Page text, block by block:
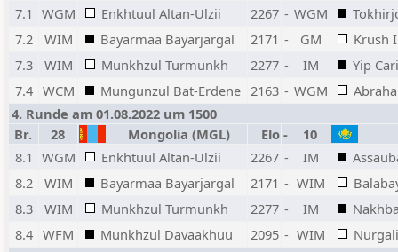
7.1 WGM Enkhtuul Altan-Ulzii 2267 - WGM
7.2
WIM Bayarmaa Bayarjargal 2171 - GM
Krush
7.3
WIM Munkhzul Turmunkh 2277 - IM
Yip
7.4 WCM Mungunzul Bat-Erdene 2163 - WGM
4. Runde am 01.08.2022 um 1500
Br.
28 Mongolia (MGL) Elo -
10
8.1 WGM Enkhtuul Altan-Ulzii 2267 - IM
8.2
WIM Bayarmaa Bayarjargal 2171 - WIM
8.3
WIM Munkhzul Turmunkh 2277 - IM
8.4 WFM Munkhzul Davaakhuu 2095 - WIM